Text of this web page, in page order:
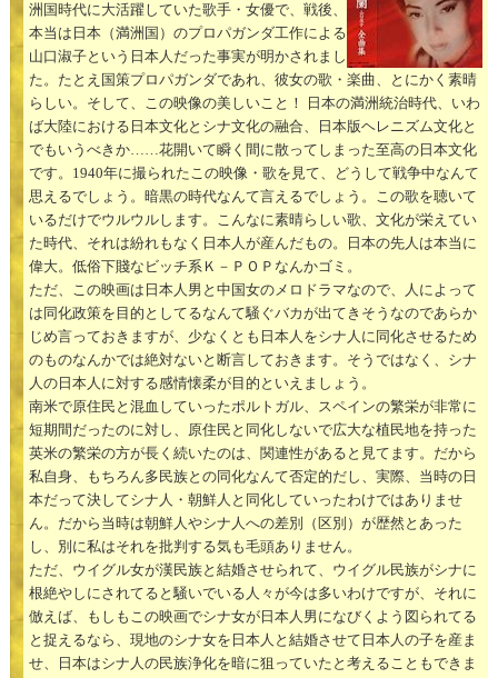
洲国時代に大活躍していた歌手・女優で、戦後、
本当は日本（満洲国）のプロパガンダ工作による
山口淑子という日本人だった事実が明かされまし
た。たとえ国策プロパガンダであれ、彼女の歌・楽曲、とにかく素晴
らしい。そして、この映像の美しいこと！ 日本の満洲統治時代、いわ
ば大陸における日本文化とシナ文化の融合、日本版ヘレニズム文化と
でもいうべきか……花開いて瞬く間に散ってしまった至高の日本文化
です。1940年に撮られたこの映像・歌を見て、どうして戦争中なんて
思えるでしょう。暗黒の時代なんて言えるでしょう。この歌を聴いて
いるだけでウルウルします。こんなに素晴らしい歌、文化が栄えてい
た時代、それは紛れもなく日本人が産んだもの。日本の先人は本当に
偉大。低俗下賤なビッチ系Ｋ－ＰＯＰなんかゴミ。
ただ、この映画は日本人男と中国女のメロドラマなので、人によって
は同化政策を目的としてるなんて騒ぐバカが出てきそうなのであらか
じめ言っておきますが、少なくとも日本人をシナ人に同化させるため
のものなんかでは絶対ないと断言しておきます。そうではなく、シナ
人の日本人に対する感情懐柔が目的といえましょう。
南米で原住民と混血していったポルトガル、スペインの繁栄が非常に
短期間だったのに対し、原住民と同化しないで広大な植民地を持った
英米の繁栄の方が長く続いたのは、関連性があると見てます。だから
私自身、もちろん多民族との同化なんて否定的だし、実際、当時の日
本だって決してシナ人・朝鮮人と同化していったわけではありませ
ん。だから当時は朝鮮人やシナ人への差別（区別）が歴然とあった
し、別に私はそれを批判する気も毛頭ありません。
ただ、ウイグル女が漢民族と結婚させられて、ウイグル民族がシナに
根絶やしにされてると騒いでいる人々が今は多いわけですが、それに
倣えば、もしもこの映画でシナ女が日本人男になびくよう図られてる
と捉えるなら、現地のシナ女を日本人と結婚させて日本人の子を産ま
せ、日本はシナ人の民族浄化を暗に狙っていたと考えることもできま